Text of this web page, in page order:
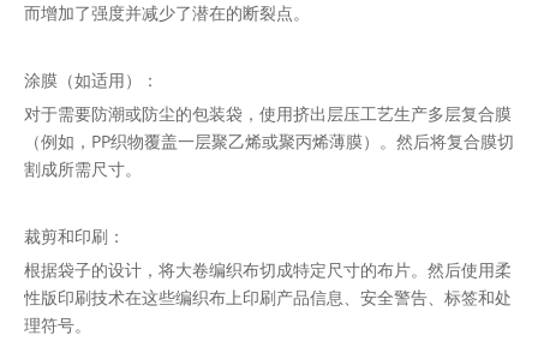
而增加了强度并减少了潜在的断裂点。
涂膜（如适用）：
对于需要防潮或防尘的包装袋，使用挤出层压工艺生产多层复合膜
（例如，PP织物覆盖一层聚乙烯或聚丙烯薄膜）。然后将复合膜切
割成所需尺寸。
裁剪和印刷：
根据袋子的设计，将大卷编织布切成特定尺寸的布片。然后使用柔
性版印刷技术在这些编织布上印刷产品信息、安全警告、标签和处
理符号。